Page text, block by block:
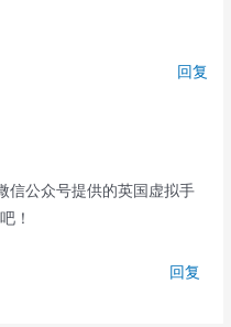
回复
信公众号提供的英国虚拟手
！
回复